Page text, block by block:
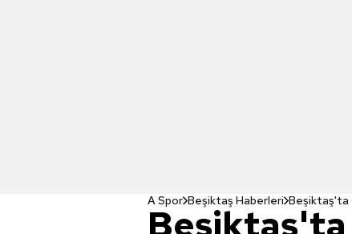
A Spor Beşiktaş Haberleri Beşiktaş'ta